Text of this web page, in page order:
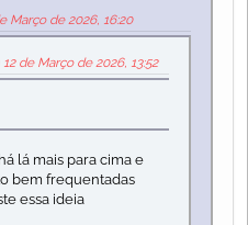
Março de 2026, 16:20
de Março de 2026, 13:52
lá mais para cima e
bem frequentadas
essa ideia